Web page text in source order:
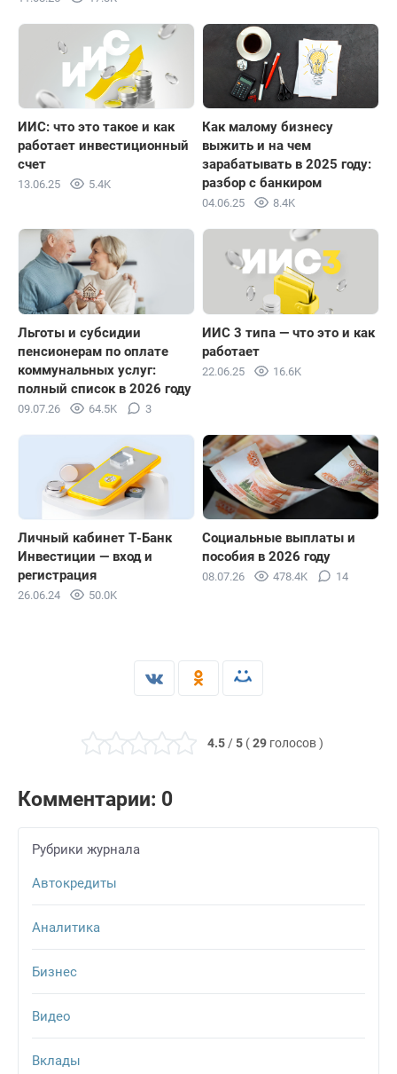
ИИС: что это такое и как
работает инвестиционный
счет
13.06.25 5.4K
Как малому бизнесу
выжить и на чем
зарабатывать в 2025 году:
разбор с банкиром
04.06.25 8.4K
Льготы и субсидии
пенсионерам по оплате
коммунальных услуг:
полный список в 2026 году
09.07.26 64.5K 3
ИИС 3 типа — что это и как
работает
22.06.25 16.6K
Личный кабинет Т-Банк
Инвестиции — вход и
регистрация
26.06.24 50.0K
Социальные выплаты и
пособия в 2026 году
08.07.26 478.4K 14
4.5 / 5 ( 29 голосов)
Комментарии: 0
Рубрики журнала
Автокредиты
Аналитика
Бизнес
Видео
Вклады